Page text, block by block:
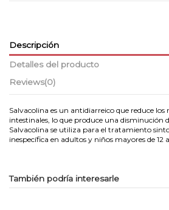
Descripción
Detalles del producto
Reviews(0)
Salvacolina es un antidiarreico que reduce
intestinales, lo que produce una disminución
Salvacolina se utiliza para el tratamiento
inespecífica en adultos y niños mayores de 12
También podría interesarle